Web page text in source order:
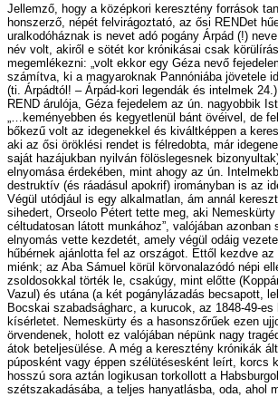
Jellemző, hogy a középkori keresztény források
honszerző, népét felvirágoztató, az ősi RENDet
uralkodóháznak is nevet adó pogány Árpád (!)
név volt, akiről e sötét kor krónikásai csak
megemlékezni: „volt ekkor egy Géza nevő
számítva, ki a magyaroknak Pannóniába jövetele
(ti. Árpádtól! – Árpád-kori legendák és intelmek
REND árulója, Géza fejedelem az ún. nagyobbik
„…keményebben és kegyetlenül bánt övéivel, de
bőkezű volt az idegenekkel és kiváltképpen a
aki az ősi öröklési rendet is félredobta, már
saját hazájukban nyilván fölöslegesnek
elnyomása érdekében, mint ahogy az ún.
destruktív (és ráadásul apokrif) irományban is az
Végül utódjául is egy alkalmatlan, ám annál
sihedert, Orseolo Pétert tette meg, aki Nemeskürty
céltudatosan látott munkához”, valójában azonban
elnyomás vette kezdetét, amely végül odáig
hűbérnek ajánlotta fel az országot. Ettől kezdve
miénk; az Aba Sámuel körül körvonalazódó népi
zsoldosokkal törték le, csakúgy, mint előtte
Vazul) és utána (a két pogánylázadás becsapott,
Bocskai szabadságharc, a kurucok, az 1848-49-
kísérletet. Nemeskürty és a hasonszőrűek ezen
örvendenek, holott ez valójában népünk nagy
átok beteljesülése. A még a keresztény krónikák
púposként vagy éppen szélütésesként leírt, korcs
hosszú sora aztán logikusan torkollott a
szétszakadásába, a teljes hanyatlásba, oda, ahol